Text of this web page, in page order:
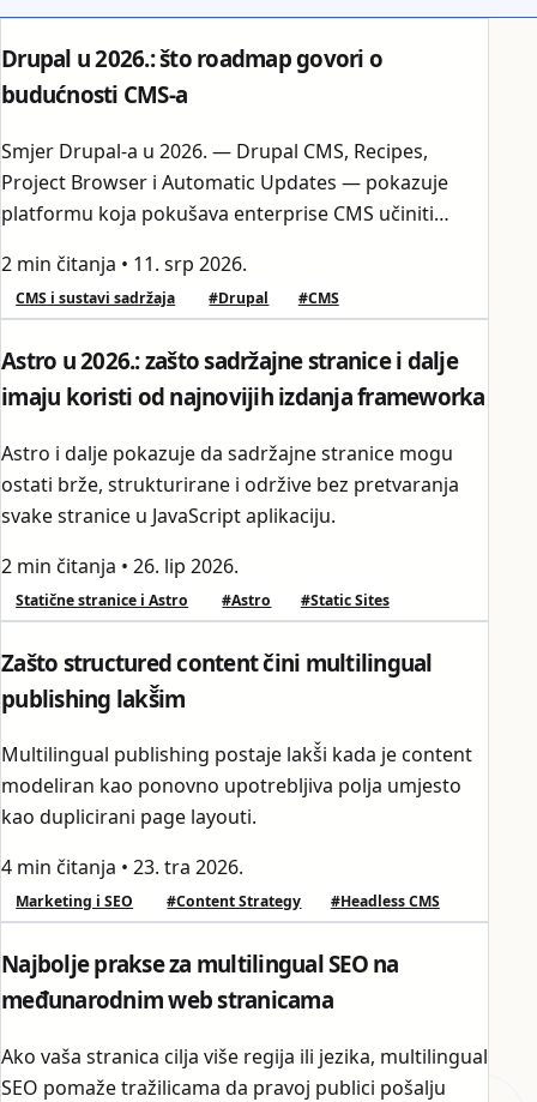
Drupal u 2026.: što roadmap govori o
budućnosti CMS-a
Smjer Drupal-a u 2026. — Drupal CMS, Recipes,
Project Browser i Automatic Updates — pokazuje
platformu koja pokušava enterprise CMS učiniti
2 min čitanja • 11. srp 2026.
CMS i sustavi sadržaja #Drupal #CMS
Astro u 2026.: zašto sadržajne stranice i dalje
imaju koristi od najnovijih izdanja frameworka
Astro i dalje pokazuje da sadržajne stranice mogu
ostati brže, strukturirane i održive bez pretvaranja
svake stranice u JavaScript aplikaciju.
2 min čitanja • 26. lip 2026.
Statične stranice i Astro #Astro #Static Sites
Zašto structured content čini multilingual
publishing lakš̌im
Multilingual publishing postaje lakš̌i kada je content
modeliran kao ponovno upotrebljiva polja umjesto
kao duplicirani page layouti.
4 min čitanja • 23. tra 2026.
Marketing i SEO #Content Strategy #Headless CMS
Najbolje prakse za multilingual SEO na
međunarodnim web stranicama
Ako vaša stranica cilja više regija ili jezika, multilingual
SEO pomaže tražilicama da pravoj publici pošalju